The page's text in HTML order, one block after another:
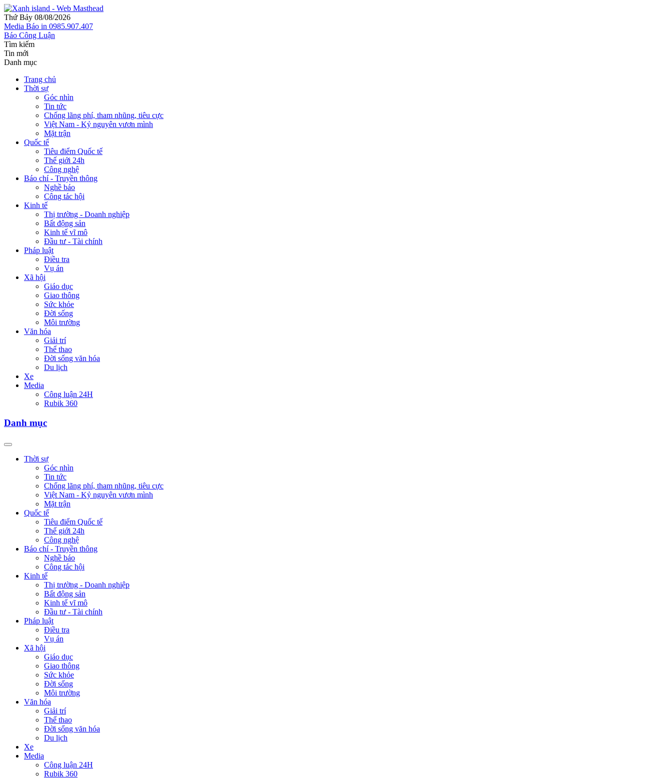
Thứ Bảy 08/08/2026
Media Báo in 0985.907.407
Báo Công Luận
Tìm kiếm
Tin mới
Danh mục
Trang chủ
Thời sự
Góc nhìn
Tin tức
Chống lãng phí, tham nhũng, tiêu cực
Việt Nam - Kỷ nguyên vươn mình
Mặt trận
Quốc tế
Tiêu điểm Quốc tế
Thế giới 24h
Công nghệ
Báo chí - Truyền thông
Nghề báo
Công tác hội
Kinh tế
Thị trường - Doanh nghiệp
Bất động sản
Kinh tế vĩ mô
Đầu tư - Tài chính
Pháp luật
Điều tra
Vụ án
Xã hội
Giáo dục
Giao thông
Sức khỏe
Đời sống
Môi trường
Văn hóa
Giải trí
Thể thao
Đời sống văn hóa
Du lịch
Xe
Media
Công luận 24H
Rubik 360
Danh mục
Thời sự
Góc nhìn
Tin tức
Chống lãng phí, tham nhũng, tiêu cực
Việt Nam - Kỷ nguyên vươn mình
Mặt trận
Quốc tế
Tiêu điểm Quốc tế
Thế giới 24h
Công nghệ
Báo chí - Truyền thông
Nghề báo
Công tác hội
Kinh tế
Thị trường - Doanh nghiệp
Bất động sản
Kinh tế vĩ mô
Đầu tư - Tài chính
Pháp luật
Điều tra
Vụ án
Xã hội
Giáo dục
Giao thông
Sức khỏe
Đời sống
Môi trường
Văn hóa
Giải trí
Thể thao
Đời sống văn hóa
Du lịch
Xe
Media
Công luận 24H
Rubik 360